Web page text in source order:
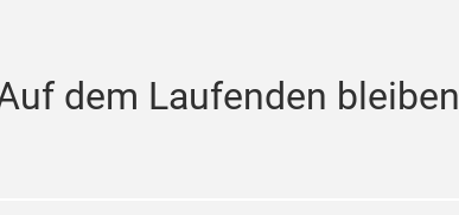
dem Laufenden bleiben